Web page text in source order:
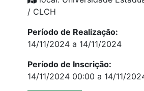
/ CLCH
Período de Realização:
14/11/2024 a 14/11/2024
Período de Inscrição:
14/11/2024 00:00 a 14/11/